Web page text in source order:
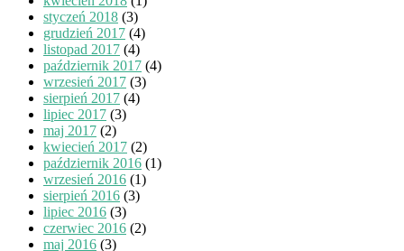
styczeń 2018 (3)
grudzień 2017 (4)
listopad 2017 (4)
październik 2017 (4)
wrzesień 2017 (3)
sierpień 2017 (4)
lipiec 2017 (3)
maj 2017 (2)
kwiecień 2017 (2)
październik 2016 (1)
wrzesień 2016 (1)
sierpień 2016 (3)
lipiec 2016 (3)
czerwiec 2016 (2)
maj 2016 (3)